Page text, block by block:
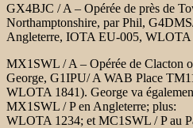
GX4BJC / A – Opérée de près de
Northamptonshire, par Phil,
Angleterre, IOTA EU-005, WLOTA
MX1SWL / A – Opérée de Clacton
George, G1IPU/ A WAB Place
WLOTA 1841). George va
MX1SWL / P en Angleterre;
WLOTA 1234; et MC1SWL / P au